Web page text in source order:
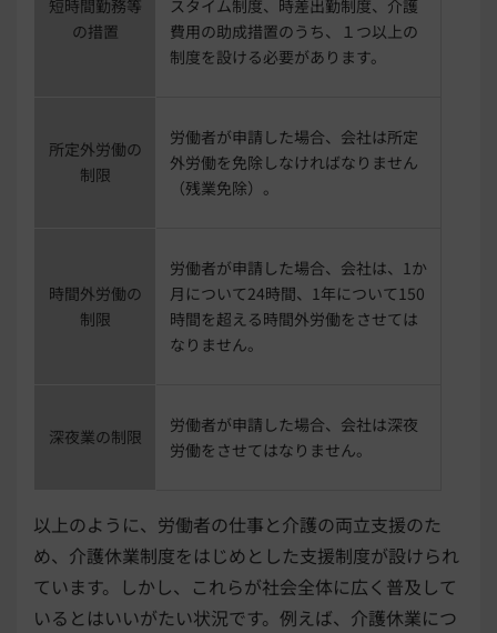
短時間勤務等
の措置
スタイム制度、時差出勤制度、介護
費用の助成措置のうち、１つ以上の
制度を設ける必要があります。
所定外労働の
制限
労働者が申請した場合、会社は所定
外労働を免除しなければなりません
（残業免除）。
時間外労働の
制限
労働者が申請した場合、会社は、1か
月について24時間、1年について150
時間を超える時間外労働をさせては
なりません。
深夜業の制限
労働者が申請した場合、会社は深夜
労働をさせてはなりません。
以上のように、労働者の仕事と介護の両立支援のた
め、介護休業制度をはじめとした支援制度が設けられ
ています。しかし、これらが社会全体に広く普及して
いるとはいいがたい状況です。例えば、介護休業につ